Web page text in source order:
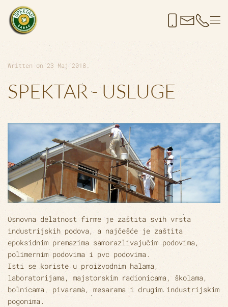
Skip to main content
Written on 23 Maj 2018
SPEKTAR - USLUGE
Osnovna delatnost firme je zaštita svih vrsta
industrijskih podova, a najčešće je zaštita
epoksidnim premazima samorazlivajučim podovima,
polimernim podovima i pvc podovima.
Isti se koriste u proizvodnim halama,
laboratorijama, majstorskim radionicama, školama,
bolnicama, pivarama, mesarama i drugim industrijskim
pogonima.